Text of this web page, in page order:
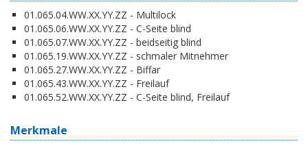
01.065.04.WW.XX.YY.ZZ - Multilock
01.065.06.WW.XX.YY.ZZ - C-Seite blind
01.065.07.WW.XX.YY.ZZ - beidseitig blind
01.065.19.WW.XX.YY.ZZ - schmaler Mitnehmer
01.065.27.WW.XX.YY.ZZ - Biffar
01.065.43.WW.XX.YY.ZZ - Freilauf
01.065.52.WW.XX.YY.ZZ - C-Seite blind, Freilauf
Merkmale